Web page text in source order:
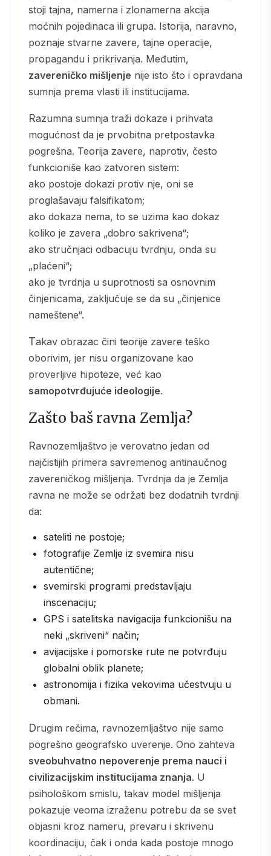
stoji tajna, namerna i zlonamerna akcija
moćnih pojedinaca ili grupa. Istorija, naravno,
poznaje stvarne zavere, tajne operacije,
propagandu i prikrivanja. Međutim,
zavereničko mišljenje nije isto što i opravdana
sumnja prema vlasti ili institucijama.
Razumna sumnja traži dokaze i prihvata
mogućnost da je prvobitna pretpostavka
pogrešna. Teorija zavere, naprotiv, često
funkcioniše kao zatvoren sistem:
ako postoje dokazi protiv nje, oni se
proglašavaju falsifikatom;
ako dokaza nema, to se uzima kao dokaz
koliko je zavera „dobro sakrivena“;
ako stručnjaci odbacuju tvrdnju, onda su
„plaćeni“;
ako je tvrdnja u suprotnosti sa osnovnim
činjenicama, zaključuje se da su „činjenice
nameštene“.
Takav obrazac čini teorije zavere teško
oborivim, jer nisu organizovane kao
proverljive hipoteze, već kao
samopotvrđujuće ideologije.
Zašto baš ravna Zemlja?
Ravnozemljaštvo je verovatno jedan od
najčistijih primera savremenog antinaučnog
zavereničkog mišljenja. Tvrdnja da je Zemlja
ravna ne može se održati bez dodatnih tvrdnji
da:
sateliti ne postoje;
fotografije Zemlje iz svemira nisu
autentične;
svemirski programi predstavljaju
inscenaciju;
GPS i satelitska navigacija funkcionišu na
neki „skriveni“ način;
avijacijske i pomorske rute ne potvrđuju
globalni oblik planete;
astronomija i fizika vekovima učestvuju u
obmani.
Drugim rečima, ravnozemljaštvo nije samo
pogrešno geografsko uverenje. Ono zahteva
sveobuhvatno nepoverenje prema nauci i
civilizacijskim institucijama znanja. U
psihološkom smislu, takav model mišljenja
pokazuje veoma izraženu potrebu da se svet
objasni kroz nameru, prevaru i skrivenu
koordinaciju, čak i onda kada postoje mnogo